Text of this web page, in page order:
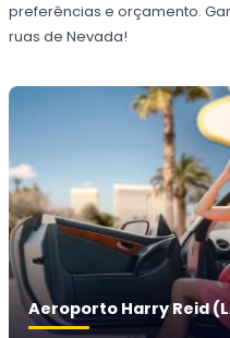
preferências e orçamento.
ruas de Nevada!
Aeroporto Harry Reid